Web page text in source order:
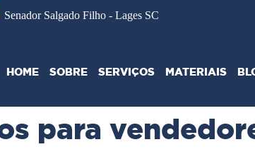
Senador Salgado Filho - Lages SC
HOME SOBRE SERVIÇOS MATERIAIS
para